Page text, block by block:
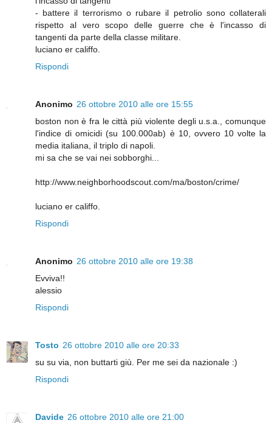
- battere il terrorismo o rubare il petrolio sono collaterali
rispetto al vero scopo delle guerre che è l'incasso di
tangenti da parte della classe militare.
luciano er califfo.
Rispondi
Anonimo 26 ottobre 2010 alle ore 15:55
boston non è fra le città più violente degli u.s.a., comunque
l'indice di omicidi (su 100.000ab) è 10, ovvero 10 volte la
media italiana, il triplo di napoli.
mi sa che se vai nei sobborghi...
http://www.neighborhoodscout.com/ma/boston/crime/
luciano er califfo.
Rispondi
Anonimo 26 ottobre 2010 alle ore 19:38
Evviva!!
alessio
Rispondi
Tosto 26 ottobre 2010 alle ore 20:33
su su via, non buttarti giù. Per me sei da nazionale :)
Rispondi
Davide 26 ottobre 2010 alle ore 21:00